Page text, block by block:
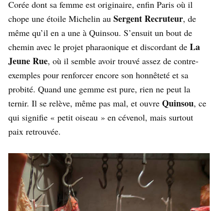
Corée dont sa femme est originaire, enfin Paris où il
chope une étoile Michelin au Sergent Recruteur, de
même qu’il en a une à Quinsou. S’ensuit un bout de
chemin avec le projet pharaonique et discordant de La
Jeune Rue, où il semble avoir trouvé assez de contre-
exemples pour renforcer encore son honnêteté et sa
probité. Quand une gemme est pure, rien ne peut la
ternir. Il se relève, même pas mal, et ouvre Quinsou, ce
qui signifie « petit oiseau » en cévenol, mais surtout
paix retrouvée.